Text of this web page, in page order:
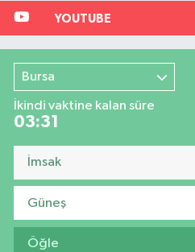
YOUTUBE
Bursa
İkindi vaktine kalan süre
03:30
İmsak
Güneş
Öğle